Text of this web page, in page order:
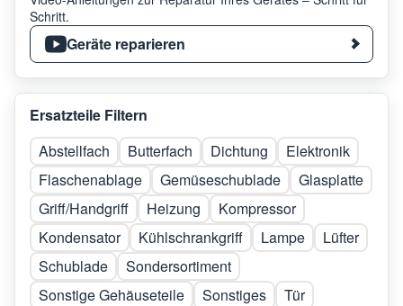
Schritt.
Geräte reparieren
Ersatzteile Filtern
Abstellfach
Butterfach Dichtung
Elektronik
Flaschenablage
Gemüseschublade
Glasplatte
Griff/Handgriff
Heizung
Kompressor
Kondensator
Kühlschrankgriff Lampe
Lüfter
Schublade
Sondersortiment
Sonstige Gehäuseteile
Sonstiges
Tür